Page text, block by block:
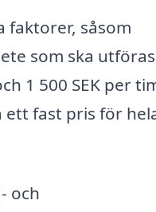
faktorer, såsom
som ska
1 500 SEK per
fast pris för
och